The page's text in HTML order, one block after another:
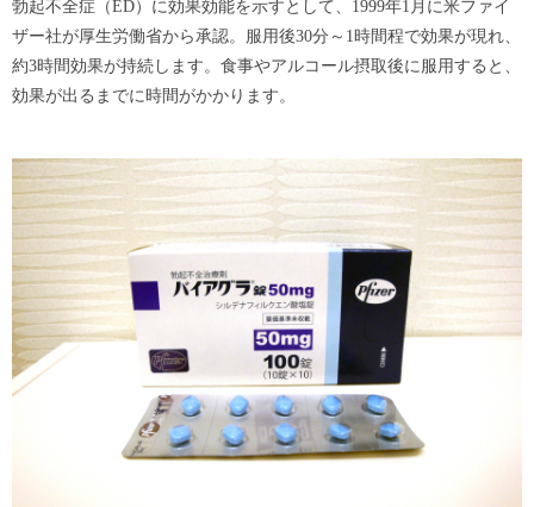
勃起不全症（ED）に効果効能を示すとして、1999年1月に米ファイ
ザー社が厚生労働省から承認。服用後30分～1時間程で効果が現れ、
約3時間効果が持続します。食事やアルコール摂取後に服用すると、
効果が出るまでに時間がかかります。